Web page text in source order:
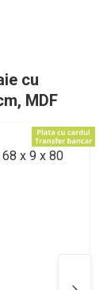
cu
MDF
x 80